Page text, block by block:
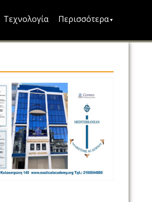
Τεχνολογία Περισσότερα